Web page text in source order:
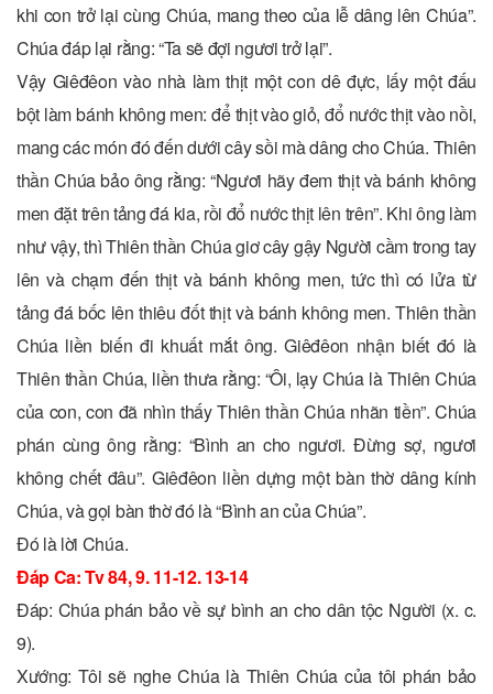
khi con trở lại cùng Chúa, mang theo của lễ dâng lên Chúa”.
Chúa đáp lại rằng: “Ta sẽ đợi ngươi trở lại”.
Vậy Giêđêon vào nhà làm thịt một con dê đực, lấy một đấu
bột làm bánh không men: để thịt vào giỏ, đổ nước thịt vào nồi,
mang các món đó đến dưới cây sồi mà dâng cho Chúa. Thiên
thần Chúa bảo ông rằng: “Ngươi hãy đem thịt và bánh không
men đặt trên tảng đá kia, rồi đổ nước thịt lên trên”. Khi ông làm
như vậy, thì Thiên thần Chúa giơ cây gậy Người cầm trong tay
lên và chạm đến thịt và bánh không men, tức thì có lửa từ
tảng đá bốc lên thiêu đốt thịt và bánh không men. Thiên thần
Chúa liền biến đi khuất mắt ông. Giêđêon nhận biết đó là
Thiên thần Chúa, liền thưa rằng: “Ôi, lạy Chúa là Thiên Chúa
của con, con đã nhìn thấy Thiên thần Chúa nhãn tiền”. Chúa
phán cùng ông rằng: “Bình an cho ngươi. Ðừng sợ, ngươi
không chết đâu”. Giêđêon liền dựng một bàn thờ dâng kính
Chúa, và gọi bàn thờ đó là “Bình an của Chúa”.
Ðó là lời Chúa.
Ðáp Ca: Tv 84, 9. 11-12. 13-14
Ðáp: Chúa phán bảo về sự bình an cho dân tộc Người (x. c.
9).
Xướng: Tôi sẽ nghe Chúa là Thiên Chúa của tôi phán bảo